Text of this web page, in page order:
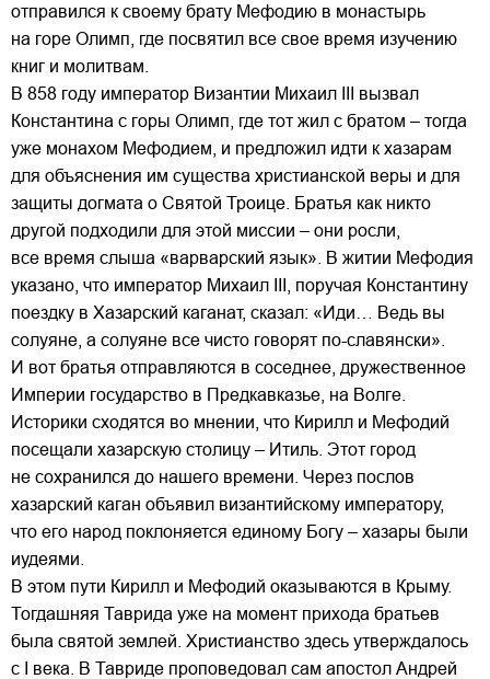
отправился к своему брату Мефодию в монастырь
на горе Олимп, где посвятил все свое время изучению
книг и молитвам.
В 858 году император Византии Михаил III вызвал
Константина с горы Олимп, где тот жил с братом – тогда
уже монахом Мефодием, и предложил идти к хазарам
для объяснения им существа христианской веры и для
защиты догмата о Святой Троице. Братья как никто
другой подходили для этой миссии – они росли,
все время слыша «варварский язык». В житии Мефодия
указано, что император Михаил III, поручая Константину
поездку в Хазарский каганат, сказал: «Иди… Ведь вы
солуяне, а солуяне все чисто говорят по-славянски».
И вот братья отправляются в соседнее, дружественное
Империи государство в Предкавказье, на Волге.
Историки сходятся во мнении, что Кирилл и Мефодий
посещали хазарскую столицу – Итиль. Этот город
не сохранился до нашего времени. Через послов
хазарский каган объявил византийскому императору,
что его народ поклоняется единому Богу – хазары были
иудеями.
В этом пути Кирилл и Мефодий оказываются в Крыму.
Тогдашняя Таврида уже на момент прихода братьев
была святой землей. Христианство здесь утверждалось
с I века. В Тавриде проповедовал сам апостол Андрей